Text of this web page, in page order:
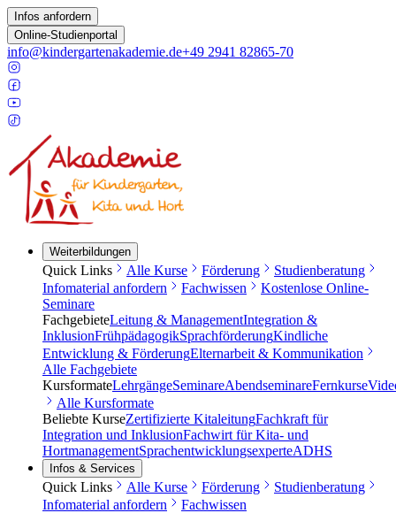
Infos anfordern
Online-Studienportal
info@kindergartenakademie.de+49 2941 82865-70
Weiterbildungen
Quick Links Alle Kurse Förderung
Studienberatung
Infomaterial anfordern
Fachwissen
Kostenlose Online-
Seminare
FachgebieteLeitung & ManagementIntegration &
InklusionFrühpädagogikSprachförderungKindliche
Entwicklung & FörderungElternarbeit & Kommunikation
Alle Fachgebiete
KursformateLehrgängeSeminareAbendseminareFernkurse
Alle Kursformate
Beliebte KurseZertifizierte KitaleitungFachkraft für
Integration und InklusionFachwirt für Kita- und
HortmanagementSprachentwicklungsexperteADHS
Infos & Services
Quick Links Alle Kurse Förderung
Studienberatung
Infomaterial anfordern
Fachwissen